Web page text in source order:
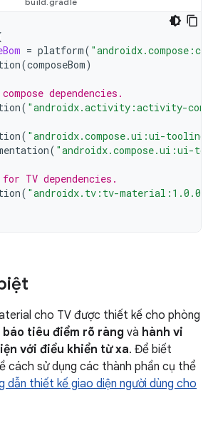
= platform(
(composeBom)
dependencies.
( "androidx.activity:activity-
( "androidx.compose.ui:ui-tooling-
( "androidx.compose.ui:ui-
for TV dependencies.
( "androidx.tv:tv-material:1.0.0"
cho TV được thiết kế cho phòng
tiêu điểm rõ ràng và hành vi
với điều khiển từ xa. Để biết
cách sử dụng các thành phần cụ thể
dẫn thiết kế giao diện người dùng cho